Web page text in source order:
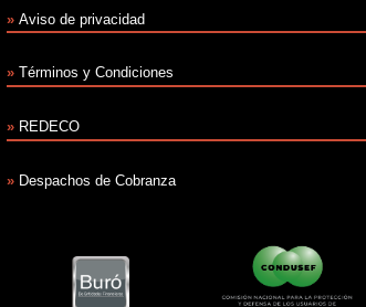
» Aviso de privacidad
» Términos y Condiciones
» REDECO
» Despachos de Cobranza